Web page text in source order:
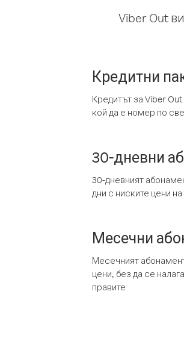
Viber Out
Кредитни
Кредитът за Viber
кой да е номер по
30-дневни
30-дневният
дни с ниските цени
Месечни
Месечният
цени, без да се
правите